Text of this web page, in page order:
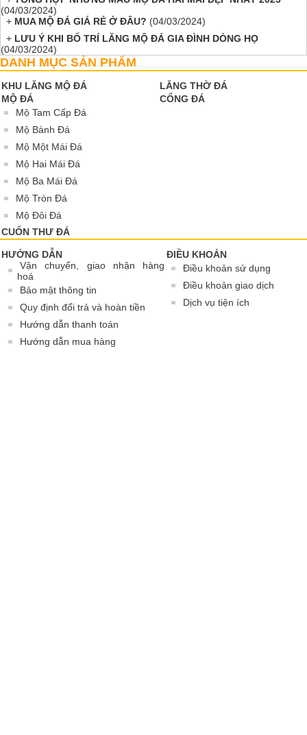
(04/03/2024)
+ MUA MỘ ĐÁ GIÁ RẺ Ở ĐÂU? (04/03/2024)
+ LƯU Ý KHI BỐ TRÍ LĂNG MỘ ĐÁ GIA ĐÌNH DÒNG HỌ
(04/03/2024)
DANH MỤC SẢN PHẨM
KHU LĂNG MỘ ĐÁ
LĂNG THỜ ĐÁ
MỘ ĐÁ
Mộ Tam Cấp Đá
Mộ Bành Đá
Mộ Một Mái Đá
Mộ Hai Mái Đá
Mộ Ba Mái Đá
Mộ Tròn Đá
Mộ Đôi Đá
CỔNG ĐÁ
CUỐN THƯ ĐÁ
HƯỚNG DẪN
Vận chuyển, giao nhận hàng
hoá
Bảo mật thông tin
Quy định đổi trả và hoàn tiền
Hướng dẫn thanh toán
Hướng dẫn mua hàng
ĐIỀU KHOẢN
Điều khoản sử dụng
Điều khoản giao dịch
Dịch vụ tiện ích